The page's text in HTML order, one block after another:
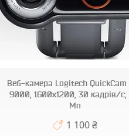
Веб-камера Logitech QuickCam
9000, 1600x1200, 30 кадрів/с,
Мп
1 100 ₴